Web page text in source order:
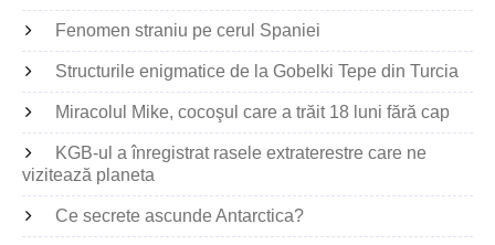
Fenomen straniu pe cerul Spaniei
Structurile enigmatice de la Gobelki Tepe din Turcia
Miracolul Mike, cocoşul care a trăit 18 luni fără cap
KGB-ul a înregistrat rasele extraterestre care ne
vizitează planeta
Ce secrete ascunde Antarctica?